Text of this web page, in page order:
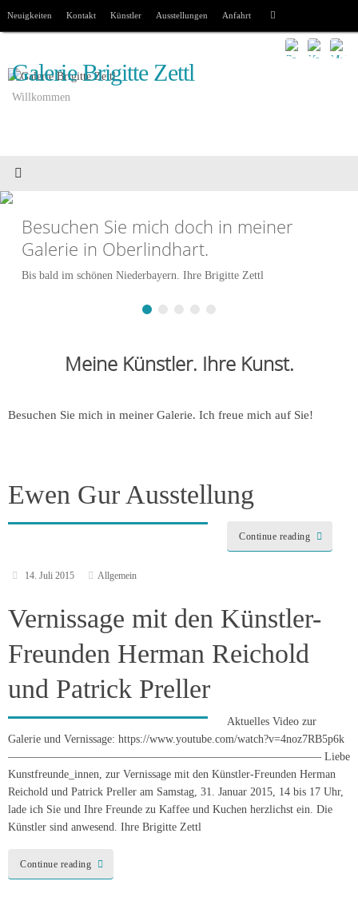
Neuigkeiten Kontakt Künstler Ausstellungen Anfahrt Suchen
Galerie Brigitte Zettl
Willkommen
Besuchen Sie mich doch in meiner
Galerie in Oberlindhart.
Bis bald im schönen Niederbayern. Ihre Brigitte Zettl
Meine Künstler. Ihre Kunst.
Besuchen Sie mich in meiner Galerie. Ich freue mich auf Sie!
Ewen Gur Ausstellung
Continue reading
14. Juli 2015 Allgemein
Vernissage mit den Künstler-
Freunden Herman Reichold
und Patrick Preller
Aktuelles Video zur
Galerie und Vernissage: https://www.youtube.com/watch?v=4noz7RB5p6k
———————————————————————————— Liebe
Kunstfreunde_innen, zur Vernissage mit den Künstler-Freunden Herman
Reichold und Patrick Preller am Samstag, 31. Januar 2015, 14 bis 17 Uhr,
lade ich Sie und Ihre Freunde zu Kaffee und Kuchen herzlichst ein. Die
Künstler sind anwesend. Ihre Brigitte Zettl
Continue reading